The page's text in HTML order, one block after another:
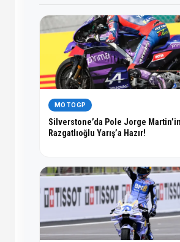
MOTOGP
Silverstone’da Pole Jorge
Razgatlıoğlu Yarış’a Hazır!